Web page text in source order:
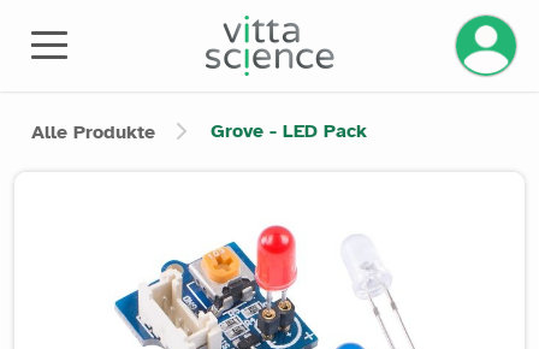
Alle Produkte Grove - LED Pack